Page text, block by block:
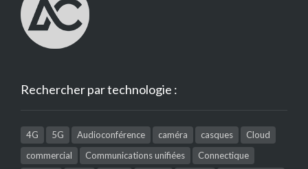
Rechercher par technologie :
4G 5G Audioconférence caméra casques
Cloud
commercial
Communications unifiées
Connectique